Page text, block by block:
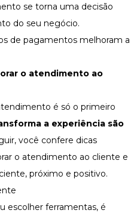
se torna uma decisão
do seu negócio.
de pagamentos melhoram a
o atendimento ao
é só o primeiro
a experiência são
você confere dicas
o atendimento ao cliente e
próximo e positivo.
escolher ferramentas, é